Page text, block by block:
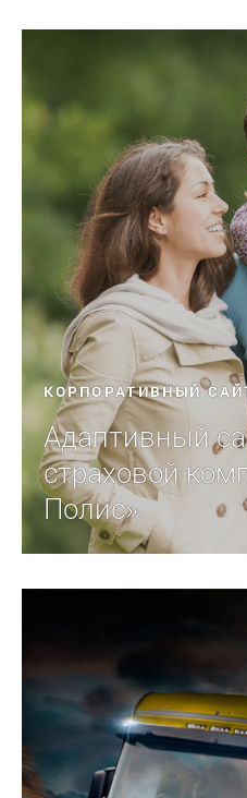
КОРПОРАТИВНЫЙ
Адаптивный
страховой
Полис»